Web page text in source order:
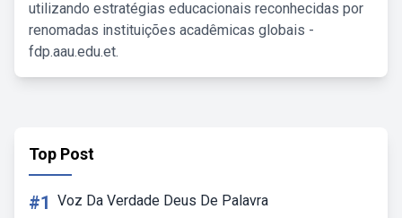
utilizando estratégias educacionais reconhecidas por
renomadas instituições acadêmicas globais -
fdp.aau.edu.et.
Top Post
#1 Voz Da Verdade Deus De Palavra